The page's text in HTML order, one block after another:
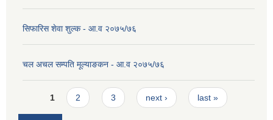
सिफारिस शेवा शुल्क - आ.व २०७५/७६
चल अचल सम्पति मूल्याङकन - आ.व २०७५/७६
Pages
1 2 3 next › last »